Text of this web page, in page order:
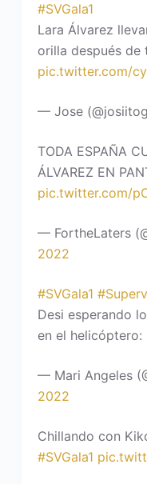
#SVGala1
Lara Álvarez
orilla después de
pic.twitter.com/
— Jose
TODA ESPAÑA
ÁLVAREZ EN
pic.twitter.com/
— FortheLaters
2022
#SVGala1
Desi esperando
en el helicóptero:
— Mari Angeles
2022
Chillando con
#SVGala1